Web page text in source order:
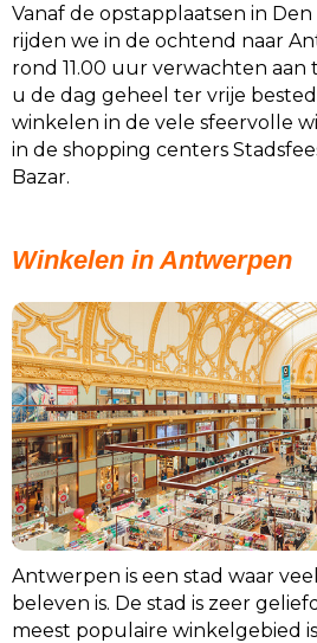
Vanaf de opstapplaatsen in Den
rijden we in de ochtend naar
rond 11.00 uur verwachten aan
u de dag geheel ter vrije
winkelen in de vele sfeervolle
in de shopping centers
Bazar.
Winkelen in Antwerpen
Antwerpen is een stad waar
beleven is. De stad is zeer
meest populaire winkelgebied